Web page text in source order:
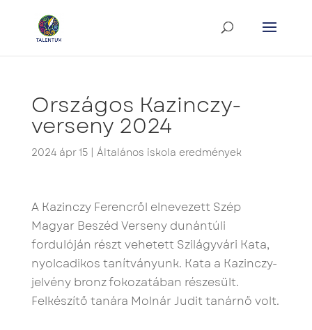
Országos Kazinczy-
verseny 2024
2024 ápr 15| Általános iskola eredmények
A Kazinczy Ferencről elnevezett Szép
Magyar Beszéd Verseny dunántúli
fordulóján részt vehetett Szilágyvári Kata,
nyolcadikos tanítványunk. Kata a Kazinczy-
jelvény bronz fokozatában részesült.
Felkészítő tanára Molnár Judit tanárnő volt.